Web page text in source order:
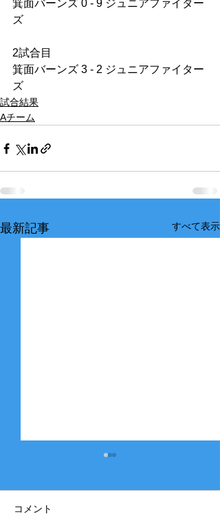
箕面バーンズ 0 - 9 ジュニアファイター
ズ
2試合目
箕面バーンズ 3 - 2 ジュニアファイター
ズ
試合結果
Aチーム
最新記事 すべて表示
コメント